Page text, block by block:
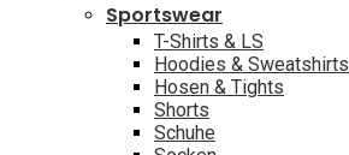
Sportswear
T-Shirts & LS
Hoodies & Sweatshirts
Hosen & Tights
Shorts
Schuhe